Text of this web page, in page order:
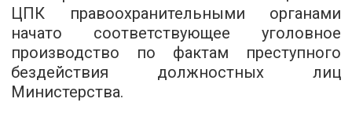
ЦПК правоохранительными органами
начато соответствующее уголовное
производство по фактам преступного
бездействия должностных лиц
Министерства.